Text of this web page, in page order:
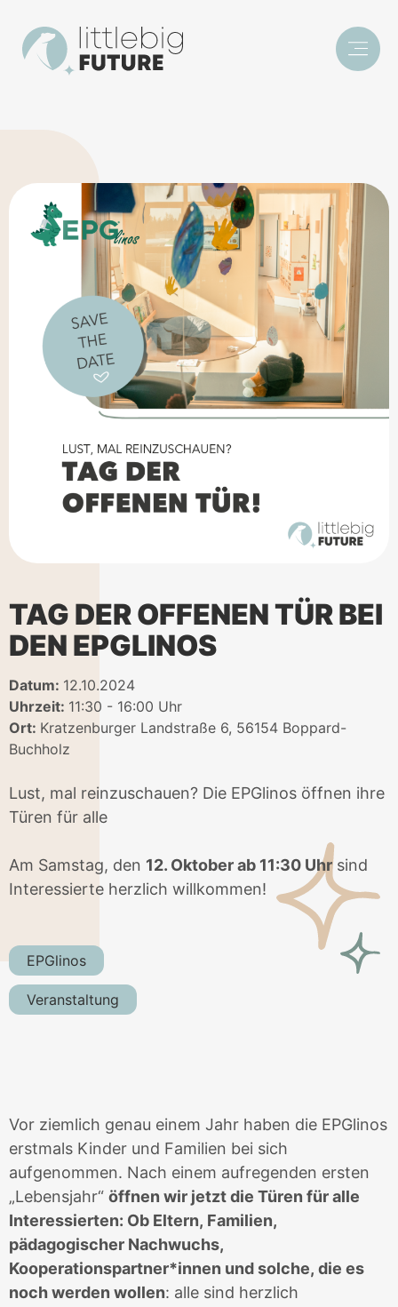
TAG DER OFFENEN TÜR BEI
DEN EPGLINOS
Datum: 12.10.2024
Uhrzeit: 11:30 - 16:00 Uhr
Ort: Kratzenburger Landstraße 6, 56154 Boppard-
Buchholz
Lust, mal reinzuschauen? Die EPGlinos öffnen ihre
Türen für alle
Am Samstag, den 12. Oktober ab 11:30 Uhrsind
Interessierte herzlich willkommen!
EPGlinos
Veranstaltung
Vor ziemlich genau einem Jahr haben die EPGlinos
erstmals Kinder und Familien bei sich
aufgenommen. Nach einem aufregenden ersten
„Lebensjahr“ öffnen wir jetzt die Türen für alle
Interessierten: Ob Eltern, Familien,
pädagogischer Nachwuchs,
Kooperationspartner*innen und solche, die es
noch werden wollen: alle sind herzlich